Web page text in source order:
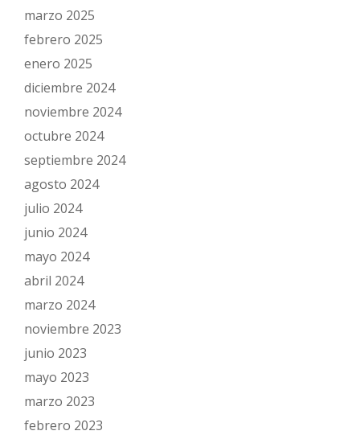
marzo 2025
febrero 2025
enero 2025
diciembre 2024
noviembre 2024
octubre 2024
septiembre 2024
agosto 2024
julio 2024
junio 2024
mayo 2024
abril 2024
marzo 2024
noviembre 2023
junio 2023
mayo 2023
marzo 2023
febrero 2023